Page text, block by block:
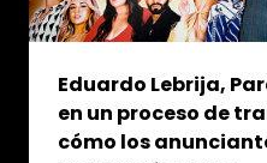
Eduardo Lebrija,
en un proceso de
cómo los